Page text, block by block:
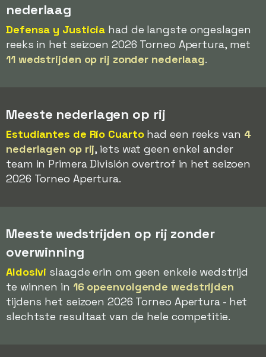
nederlaag
Defensa y Justicia had de langste ongeslagen
reeks in het seizoen 2026 Torneo Apertura, met
11 wedstrijden op rij zonder nederlaag.
Meeste nederlagen op rij
Estudiantes de Río Cuartohad een reeks van 4
nederlagen op rij, iets wat geen enkel ander
team in Primera División overtrof in het seizoen
2026 Torneo Apertura.
Meeste wedstrijden op rij zonder
overwinning
Aldosivi slaagde erin om geen enkele wedstrijd
te winnen in 16 opeenvolgende wedstrijden
tijdens het seizoen 2026 Torneo Apertura - het
slechtste resultaat van de hele competitie.